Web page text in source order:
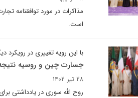
مذاکرات در مورد توافقنامه
است.
با این رویه تغییری در رویکرد
جسارت چین و روسیه
۲۸ تیر ۱۴۰۲
روح الله سوری در یادداشتی